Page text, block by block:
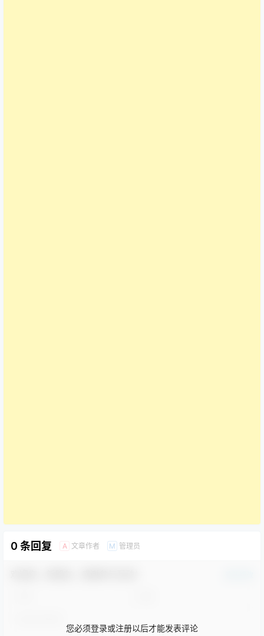
0 条回复 A 文章作者 M 管理员
您必须登录或注册以后才能发表评论